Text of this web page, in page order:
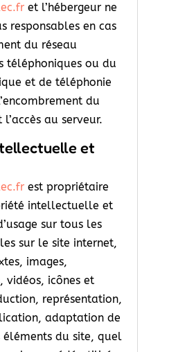
et l’hébergeur ne
responsables en cas
du réseau
téléphoniques ou du
et de téléphonie
du
au serveur.
et
est propriétaire
intellectuelle et
sur tous les
sur le site internet,
images,
vidéos, icônes et
représentation,
adaptation de
du site, quel